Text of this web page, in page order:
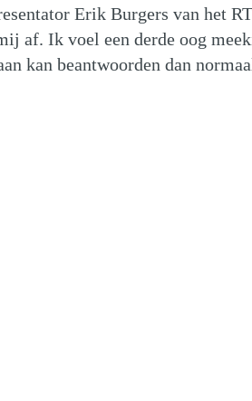
Erik Burgers van het
af. Ik voel een derde oog
kan beantwoorden dan